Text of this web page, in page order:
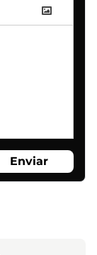
Enviar